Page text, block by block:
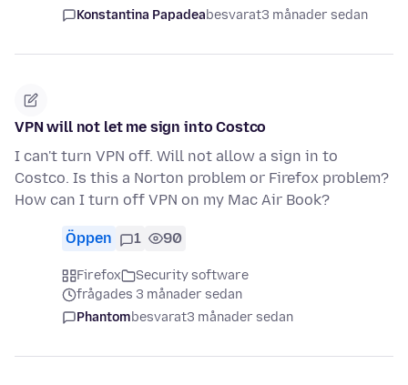
Konstantina Papadeabesvarat3 månader sedan
VPN will not let me sign into Costco
I can't turn VPN off. Will not allow a sign in to
Costco. Is this a Norton problem or Firefox problem?
How can I turn off VPN on my Mac Air Book?
Öppen 1 90
Firefox
Security software
frågades 3 månader sedan
Phantombesvarat3 månader sedan